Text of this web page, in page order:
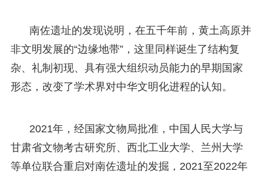
南佐遗址的发现说明，在五千年前，黄土高原并
非文明发展的“边缘地带”，这里同样诞生了结构复
杂、礼制初现、具有强大组织动员能力的早期国家
形态，改变了学术界对中华文明化进程的认知。
2021年，经国家文物局批准，中国人民大学与
甘肃省文物考古研究所、西北工业大学、兰州大学
等单位联合重启对南佐遗址的发掘，2021至2022年